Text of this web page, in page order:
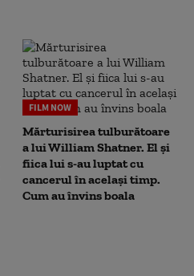
FILM NOW
Mărturisirea tulburătoare
a lui William Shatner. El și
fiica lui s-au luptat cu
cancerul în același timp.
Cum au învins boala